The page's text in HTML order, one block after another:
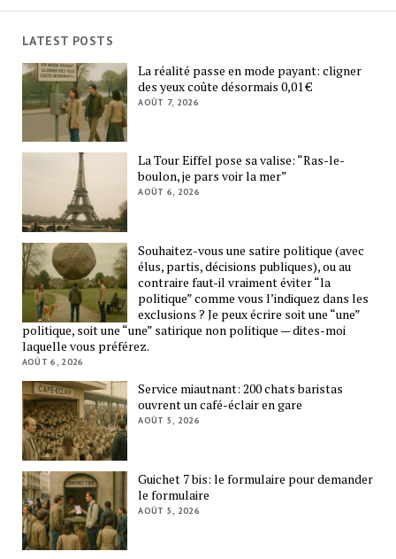
LATEST POSTS
La réalité passe en mode payant: cligner
des yeux coûte désormais 0,01 €
AOÛT 7, 2026
La Tour Eiffel pose sa valise: “Ras-le-
boulon, je pars voir la mer”
AOÛT 6, 2026
Souhaitez-vous une satire politique (avec
élus, partis, décisions publiques), ou au
contraire faut-il vraiment éviter “la
politique” comme vous l’indiquez dans les
exclusions ? Je peux écrire soit une “une”
politique, soit une “une” satirique non politique — dites-moi
laquelle vous préférez.
AOÛT 6, 2026
Service miautnant: 200 chats baristas
ouvrent un café-éclair en gare
AOÛT 5, 2026
Guichet 7 bis: le formulaire pour demander
le formulaire
AOÛT 5, 2026